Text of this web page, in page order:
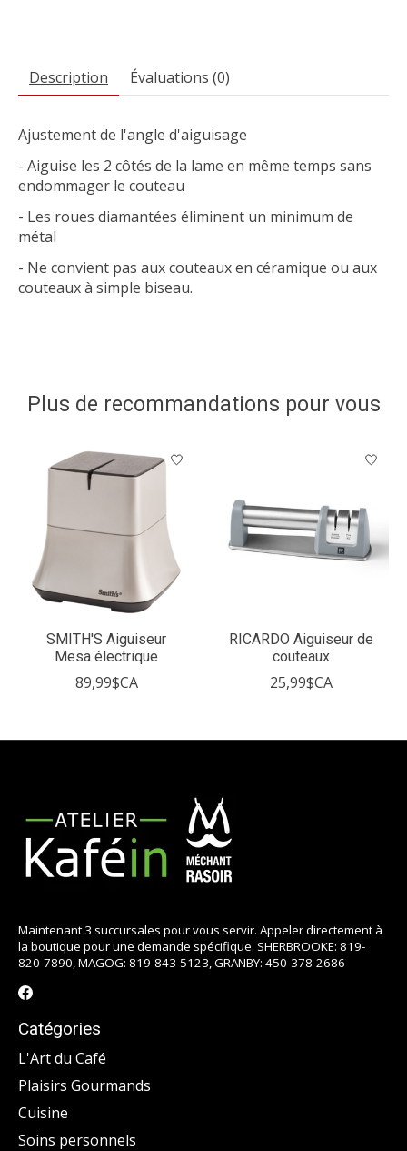
Description Évaluations (0)
Ajustement de l'angle d'aiguisage
- Aiguise les 2 côtés de la lame en même temps sans
endommager le couteau
- Les roues diamantées éliminent un minimum de
métal
- Ne convient pas aux couteaux en céramique ou aux
couteaux à simple biseau.
Plus de recommandations pour vous
Articles du carrousel de produits
SMITH'S Aiguiseur
Mesa électrique
89,99$CA
RICARDO Aiguiseur de
couteaux
25,99$CA
Maintenant 3 succursales pour vous servir. Appeler directement à
la boutique pour une demande spécifique. SHERBROOKE: 819-
820-7890, MAGOG: 819-843-5123, GRANBY: 450-378-2686
Catégories
L'Art du Café
Plaisirs Gourmands
Cuisine
Soins personnels